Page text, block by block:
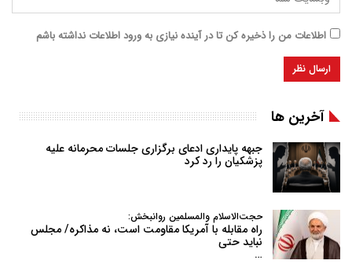
اطلاعات من را ذخیره کن تا در آینده نیازی به ورود اطلاعات نداشته باشم
آخرین ها
جبهه پایداری ادعای برگزاری جلسات محرمانه علیه
پزشکیان را رد کرد
حجت‌الاسلام والمسلمین روانبخش:
راه مقابله با آمریکا مقاومت است، نه مذاکره/ مجلس
نباید حتی
…